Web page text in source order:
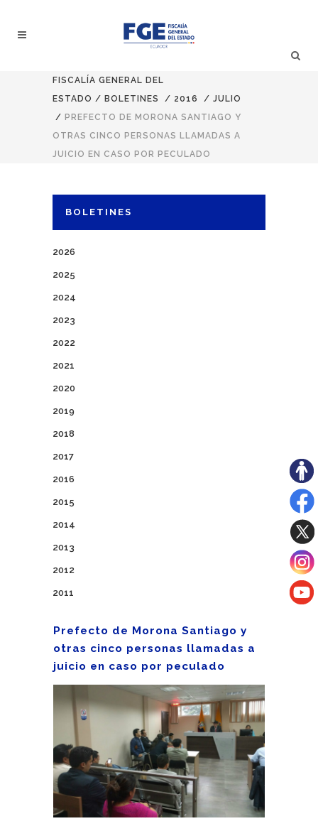
FISCALÍA GENERAL DEL
ESTADO / BOLETINES / 2016 / JULIO
/ PREFECTO DE MORONA SANTIAGO Y
OTRAS CINCO PERSONAS LLAMADAS A
JUICIO EN CASO POR PECULADO
BOLETINES
2026
2025
2024
2023
2022
2021
2020
2019
2018
2017
2016
2015
2014
2013
2012
2011
Prefecto de Morona Santiago y
otras cinco personas llamadas a
juicio en caso por peculado